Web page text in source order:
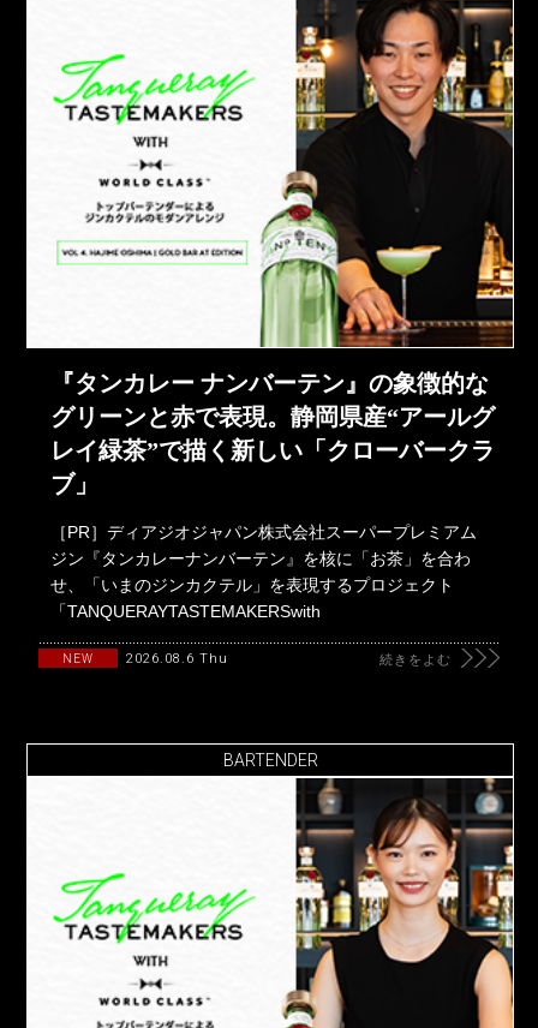
『タンカレー ナンバーテン』の象徴的な
グリーンと赤で表現。静岡県産“アールグ
レイ緑茶”で描く新しい「クローバークラ
ブ」
［PR］ディアジオジャパン株式会社スーパープレミアム
ジン『タンカレーナンバーテン』を核に「お茶」を合わ
せ、「いまのジンカクテル」を表現するプロジェクト
「TANQUERAYTASTEMAKERSwith
NEW 2026.08.6 Thu 続きをよむ
BARTENDER